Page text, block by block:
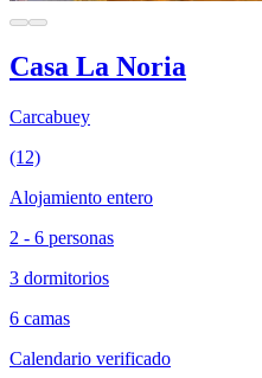
Casa La Noria
Carcabuey
(12)
Alojamiento entero
2 - 6 personas
3 dormitorios
6 camas
Calendario verificado